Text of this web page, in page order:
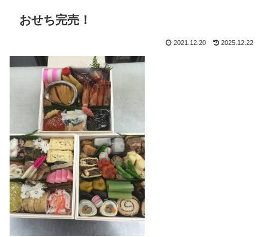
おせち完売！
2021.12.20 2025.12.22